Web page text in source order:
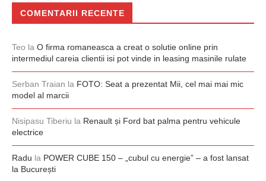
COMENTARII RECENTE
Teo la O firma romaneasca a creat o solutie online prin
intermediul careia clientii isi pot vinde in leasing masinile rulate
Serban Traian la FOTO: Seat a prezentat Mii, cel mai mai mic
model al marcii
Nisipasu Tiberiu la Renault și Ford bat palma pentru vehicule
electrice
Radu la POWER CUBE 150 – „cubul cu energie” – a fost lansat
la București